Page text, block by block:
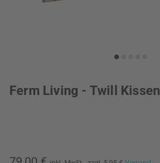
Ferm Living - Twill Kissen